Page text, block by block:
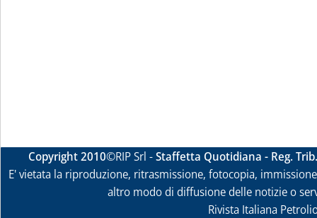
Copyright 2010©RIP Srl -Staffetta Quotidiana - Reg.
E' vietata la riproduzione, ritrasmissione, fotocopia,
altro modo di diffusione delle notizie o
Rivista Italiana